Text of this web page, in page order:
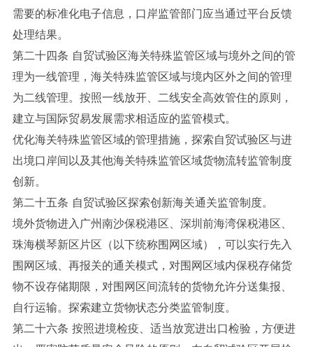
需要的标准化电子信息，口岸监管部门应当通过平台反馈
处理结果。
第二十四条 自贸试验区海关特殊监管区域与境外之间的管
理为一线管理，海关特殊监管区域与境内区外之间的管理
为二线管理。按照一线放开、二线安全高效管住的原则，
建立与国际贸易发展需求相适应的监管模式。
优化海关特殊监管区域的管理措施，探索自贸试验区与进
出境口岸间以及其他海关特殊监管区域货物流转监管制度
创新。
第二十五条 自贸试验区探索创新海关通关监管制度。
境外货物进入广州南沙保税港区、深圳前海湾保税港区、
珠海横琴新区片区（以下统称围网区域），可以实行先入
围网区域、再报关的通关模式，对围网区域内保税存储货
物不设存储期限，对围网区间流转的货物允许分送集报、
自行运输。探索建立货物状态分类监管制度。
第二十六条 按照进境检疫、适当放宽进出口检验，方便进